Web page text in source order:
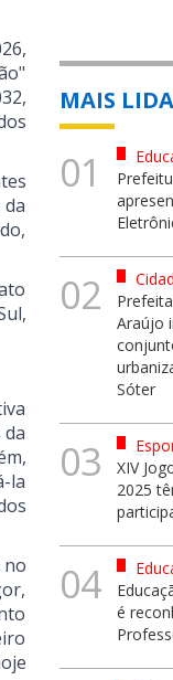
la
no
MAIS
01
02
Araújo
Sóter
03
XIV
2025
04
é